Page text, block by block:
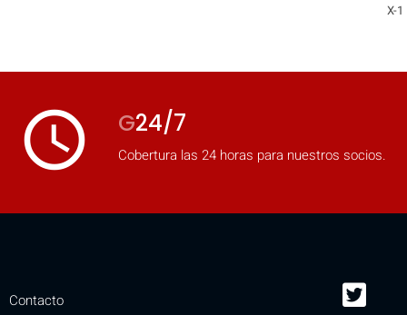
X-
access_time G24/7
Cobertura las 24 horas para nuestros socios.
Contacto